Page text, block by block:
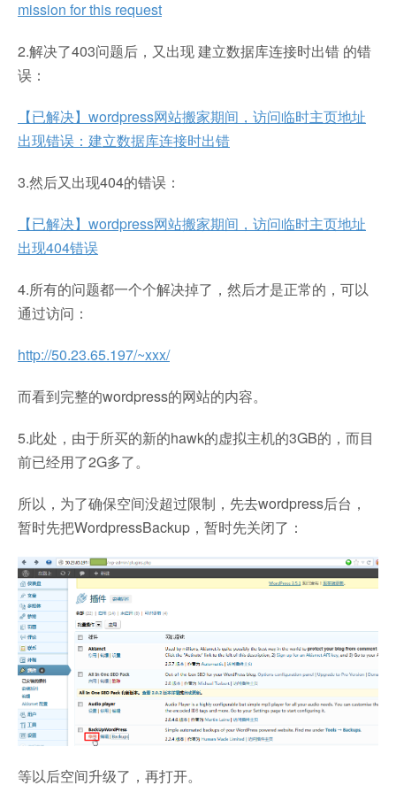
mission for this request
2.解决了403问题后，又出现 建立数据库连接时出错 的错
误：
【已解决】wordpress网站搬家期间，访问临时主页地址
出现错误：建立数据库连接时出错
3.然后又出现404的错误：
【已解决】wordpress网站搬家期间，访问临时主页地址
出现404错误
4.所有的问题都一个个解决掉了，然后才是正常的，可以
通过访问：
http://50.23.65.197/~xxx/
而看到完整的wordpress的网站的内容。
5.此处，由于所买的新的hawk的虚拟主机的3GB的，而目
前已经用了2G多了。
所以，为了确保空间没超过限制，先去wordpress后台，
暂时先把WordpressBackup，暂时先关闭了：
等以后空间升级了，再打开。